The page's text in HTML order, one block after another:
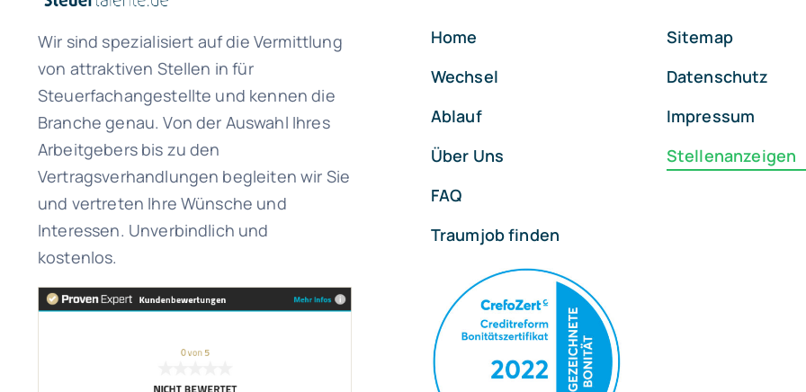
Wir sind spezialisiert auf die Vermittlung
von attraktiven Stellen in für
Steuerfachangestellte und kennen die
Branche genau. Von der Auswahl Ihres
Arbeitgebers bis zu den
Vertragsverhandlungen begleiten wir Sie
und vertreten Ihre Wünsche und
Interessen. Unverbindlich und
kostenlos.
Home
Wechsel
Ablauf
Über Uns
FAQ
Traumjob finden
Sitemap
Datenschutz
Impressum
Stellenanzeigen